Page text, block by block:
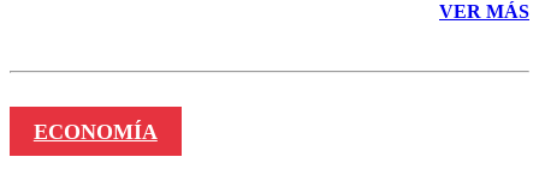
VER MÁS
ECONOMÍA